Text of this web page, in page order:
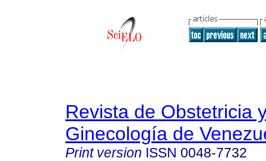
Revista de Obstetricia
Ginecología de
Print version ISSN 0048-7732